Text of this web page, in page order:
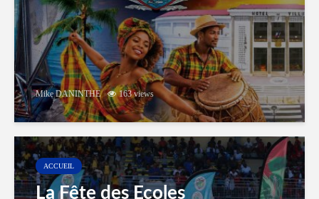
Mike DANINTHE 163 views
ACCUEIL
La Fête des Ecoles